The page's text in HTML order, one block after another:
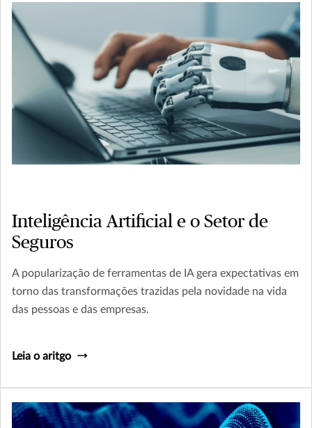
Inteligência Artificial e o Setor de
Seguros
A popularização de ferramentas de IA gera expectativas em
torno das transformações trazidas pela novidade na vida
das pessoas e das empresas.
Leia o aritgo